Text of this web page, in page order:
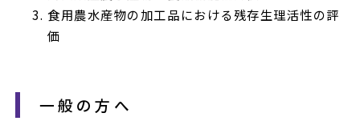
食用農水産物の加工品における残存生理活性の評
価
一般の方へ